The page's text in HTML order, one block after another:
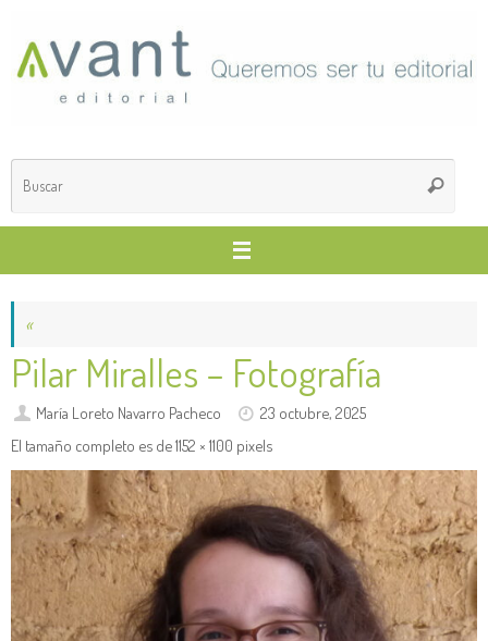
contenido
Buscar
«
Pilar Miralles – Fotografía
María Loreto Navarro Pacheco
23 octubre, 2025
El tamaño completo es de1152 × 1100 pixels